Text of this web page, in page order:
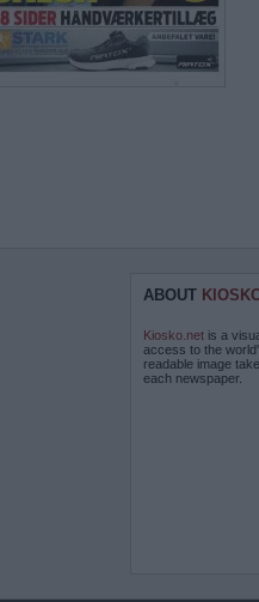
ABOUT
Kiosko.net is a
access to the
readable image
each newspaper.